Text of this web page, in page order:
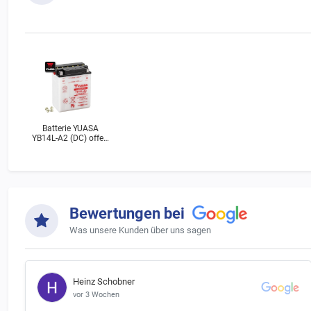
Aufgrund
nicht als
Bei
erstattet.
Batterie YUASA
YB14L-A2 (DC) offen
Bewertungen bei
Was unsere Kunden über uns sagen
Heinz Schobner
vor 3 Wochen